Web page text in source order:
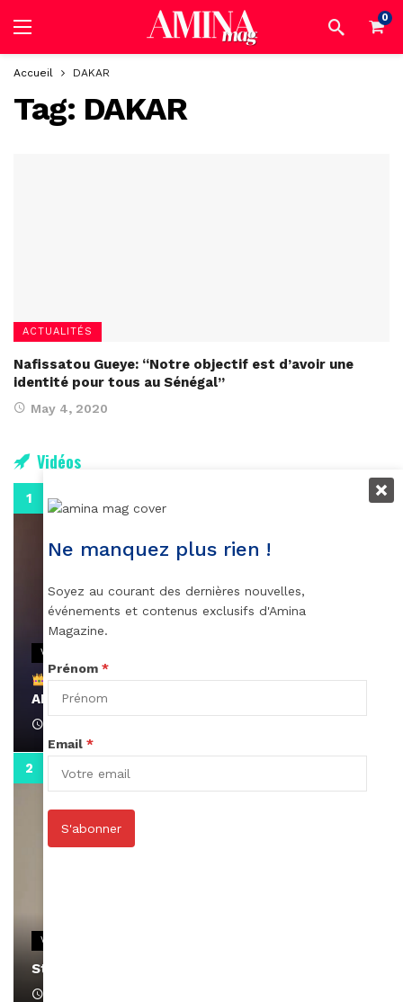
0
Accueil DAKAR
Tag: DAKAR
ACTUALITÉS
Nafissatou Gueye: “Notre objectif est d’avoir une
identité pour tous au Sénégal”
May 4, 2020
Vidéos
0:29
VIDEOS
Remerciements à Ayden pour son message sur
AMINA, le Magazine de la Femme
VIDEOS
Stacy passe un message
Ne manquez plus rien !
Soyez au courant des dernières nouvelles,
événements et contenus exclusifs d'Amina
Magazine.
Prénom *
Email *
S'abonner